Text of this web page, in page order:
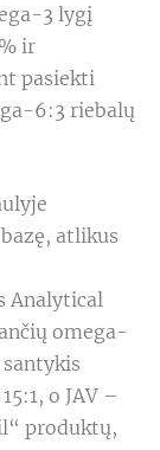
3 lygį
ir
pasiekti
6:3 riebalų
atlikus
Analytical
omega-
o JAV –
produktų,